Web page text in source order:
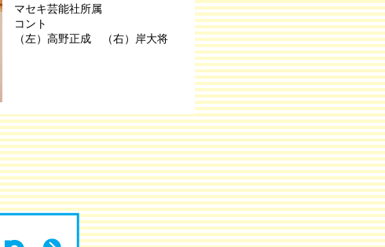
マセキ芸能社所属
コント
（左）高野正成 （右）岸大将